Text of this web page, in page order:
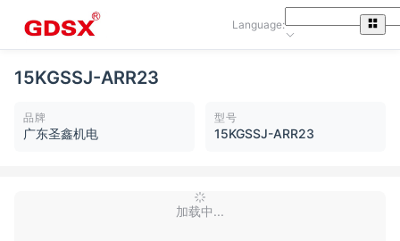
Language:
15KGSSJ-ARR23
品牌
广东圣鑫机电
型号
15KGSSJ-ARR23
加载中...